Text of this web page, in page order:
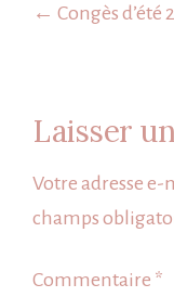
de
← Congès d’été
Laisser
Votre adresse e-
champs
Commentaire *